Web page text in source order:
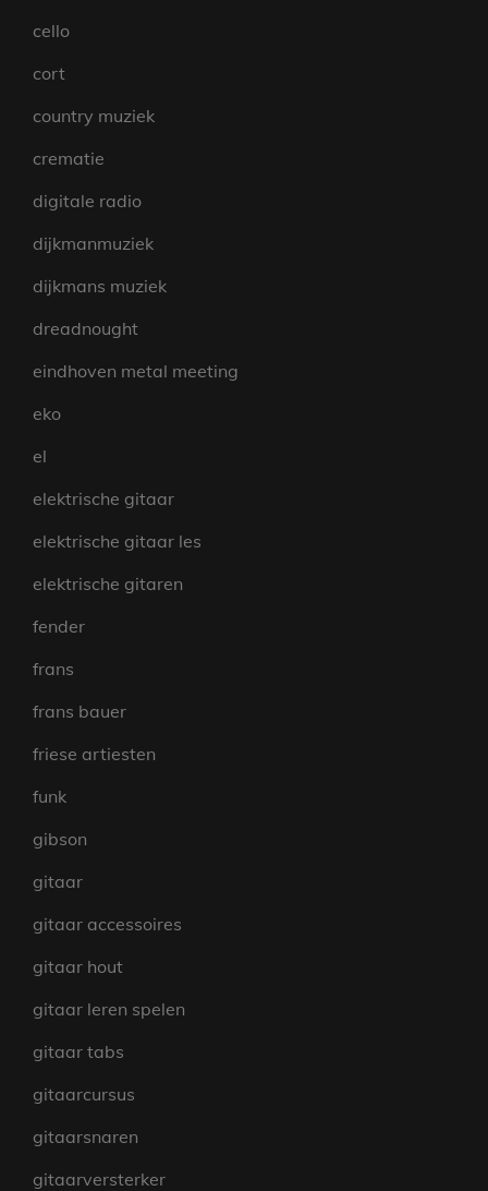
cello
cort
country muziek
crematie
digitale radio
dijkmanmuziek
dijkmans muziek
dreadnought
eindhoven metal meeting
eko
el
elektrische gitaar
elektrische gitaar les
elektrische gitaren
fender
frans
frans bauer
friese artiesten
funk
gibson
gitaar
gitaar accessoires
gitaar hout
gitaar leren spelen
gitaar tabs
gitaarcursus
gitaarsnaren
gitaarversterker